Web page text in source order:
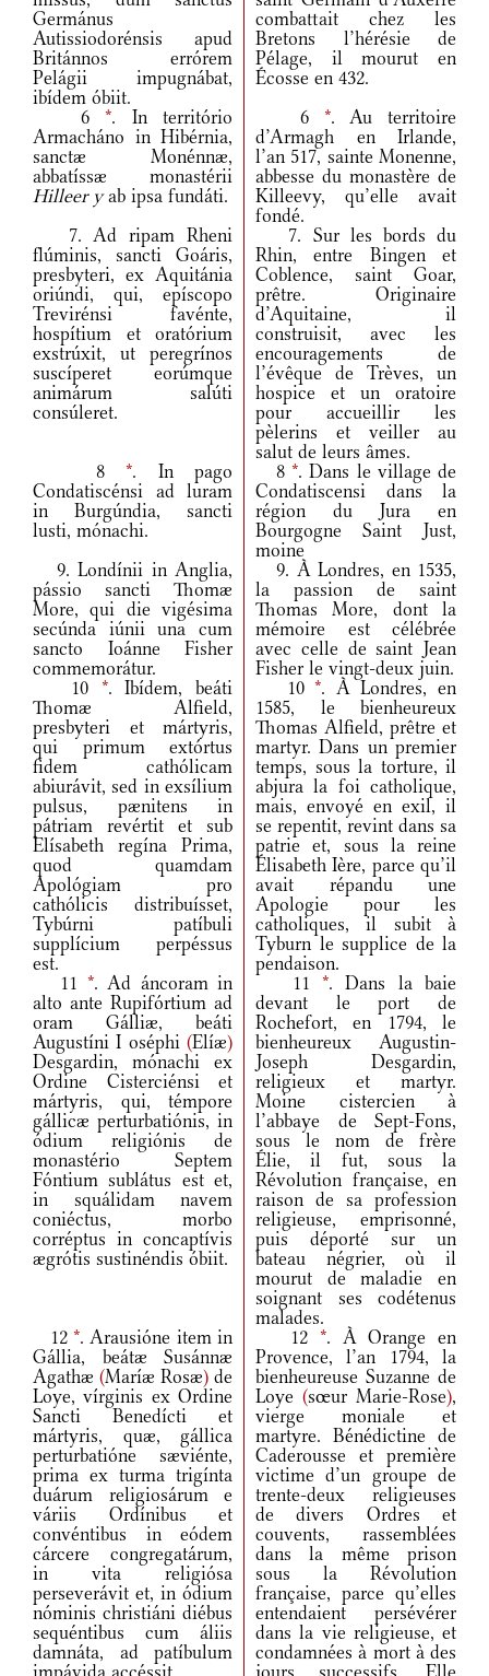
Germánus
Autissiodorénsis apud
Británnos errórem
Pelágii impugnábat,
ibídem óbiit.
combattait chez les
Bretons l’hérésie de
Pélage, il mourut en
Écosse en 432.
6 *. In território
Armacháno in Hibérnia,
sanctæ Monénnæ,
abbatíssæ monastérii
Hilleer yab ipsa fundáti.
6 *. Au territoire
d’Armagh en Irlande,
l’an 517, sainte Monenne,
abbesse du monastère de
Killeevy, qu’elle avait
fondé.
7. Ad ripam Rheni
flúminis, sancti Goáris,
presbyteri, ex Aquitánia
oriúndi, qui, epíscopo
Trevirénsi favénte,
hospítium et oratórium
exstrúxit, ut peregrínos
suscíperet eorúmque
animárum salúti
consúleret.
7. Sur les bords du
Rhin, entre Bingen et
Coblence, saint Goar,
prêtre. Originaire
d’Aquitaine, il
construisit, avec les
encouragements de
l’évêque de Trèves, un
hospice et un oratoire
pour accueillir les
pèlerins et veiller au
salut de leurs âmes.
8*. In pago
Condatiscénsi ad luram
in Burgúndia, sancti
lusti, mónachi.
8 *. Dans le village de
Condatiscensi dans la
région du Jura en
Bourgogne Saint Just,
moine
9. Londínii in Anglia,
pássio sancti Thomæ
More, qui die vigésima
secúnda iúnii una cum
sancto Ioánne Fisher
commemorátur.
9. À Londres, en 1535,
la passion de saint
Thomas More, dont la
mémoire est célébrée
avec celle de saint Jean
Fisher le vingt-deux juin.
10 *. Ibídem, beáti
Thomæ Alfield,
presbyteri et mártyris,
qui primum extórtus
fidem cathólicam
abiurávit, sed in exsílium
pulsus, pænitens in
pátriam revértit et sub
Elísabeth regína Prima,
quod quamdam
Apológiam pro
cathólicis distribuísset,
Tybúrni patíbuli
supplícium perpéssus
est.
10*. À Londres, en
1585, le bienheureux
Thomas Alfield, prêtre et
martyr. Dans un premier
temps, sous la torture, il
abjura la foi catholique,
mais, envoyé en exil, il
se repentit, revint dans sa
patrie et, sous la reine
Élisabeth Ière, parce qu’il
avait répandu une
Apologie pour les
catholiques, il subit à
Tyburn le supplice de la
pendaison.
11 *. Ad áncoram in
alto ante Rupifórtium ad
oram Gálliæ, beáti
Augustíni I oséphi (Elíæ)
Desgardin, mónachi ex
Ordine Cisterciénsi et
mártyris, qui, témpore
gállicæ perturbatiónis, in
ódium religiónis de
monastério Septem
Fóntium sublátus est et,
in squálidam navem
coniéctus, morbo
corréptus in concaptívis
ægrótis sustinéndis óbiit.
11*. Dans la baie
devant le port de
Rochefort, en 1794, le
bienheureux Augustin-
Joseph Desgardin,
religieux et martyr.
Moine cistercien à
l’abbaye de Sept-Fons,
sous le nom de frère
Élie, il fut, sous la
Révolution française, en
raison de sa profession
religieuse, emprisonné,
puis déporté sur un
bateau négrier, où il
mourut de maladie en
soignant ses codétenus
malades.
12*. Arausióne item in
Gállia, beátæ Susánnæ
Agathæ (Maríæ Rosæ) de
Loye, vírginis ex Ordine
Sancti Benedícti et
mártyris, quæ, gállica
perturbatióne sæviénte,
prima ex turma trigínta
duárum religiosárum e
váriis Ordínibus et
convéntibus in eódem
cárcere congregatárum,
in vita religiósa
perseverávit et, in ódium
nóminis christiáni diébus
sequéntibus cum áliis
damnáta, ad patíbulum
12 *. À Orange en
Provence, l’an 1794, la
bienheureuse Suzanne de
Loye (sœur Marie-Rose),
vierge moniale et
martyre. Bénédictine de
Caderousse et première
victime d’un groupe de
trente-deux religieuses
de divers Ordres et
couvents, rassemblées
dans la même prison
sous la Révolution
française, parce qu’elles
entendaient persévérer
dans la vie religieuse, et
condamnées à mort à des